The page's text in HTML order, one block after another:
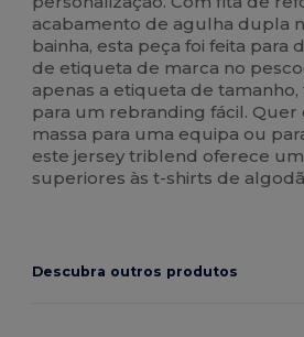
acabamento de agulha dupla
bainha, esta peça foi feita para
de etiqueta de marca no
apenas a etiqueta de
para um rebranding fácil.
massa para uma equipa ou
este jersey triblend oferece
superiores às t-shirts de
Descubra outros produtos